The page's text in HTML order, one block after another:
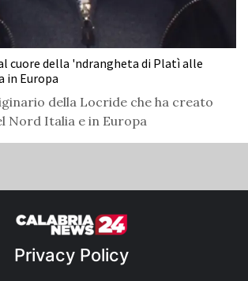
cuore della 'ndrangheta di Platì alle
in Europa
della Locride che ha creato
Nord Italia e in Europa
Privacy Policy